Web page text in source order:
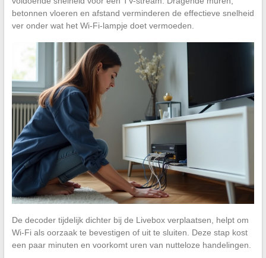
betonnen vloeren en afstand verminderen de effectieve snelheid
ver onder wat het Wi-Fi-lampje doet vermoeden.
De decoder tijdelijk dichter bij de Livebox verplaatsen, helpt om
Wi-Fi als oorzaak te bevestigen of uit te sluiten. Deze stap kost
een paar minuten en voorkomt uren van nutteloze handelingen.